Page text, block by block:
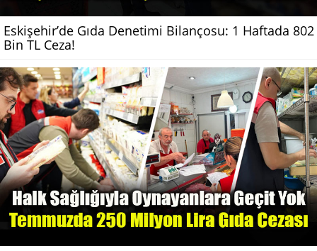
Eskişehir’de Gıda Denetimi Bilançosu: 1 Haftada 802
Bin TL Ceza!